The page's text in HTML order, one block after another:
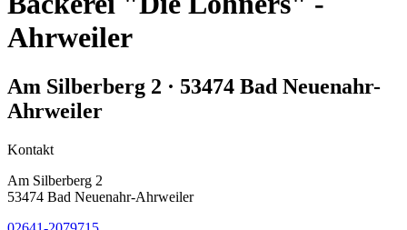
Ahrweiler
Am Silberberg 2 · 53474 Bad Neuenahr-
Ahrweiler
Kontakt
Am Silberberg 2
53474 Bad Neuenahr-Ahrweiler